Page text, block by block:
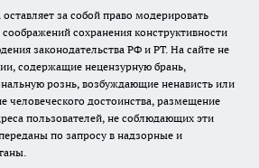
за собой право модерировать
сохранения конструктивности
законодательства РФ и РТ. На сайте не
содержащие нецензурную брань,
рознь, возбуждающие ненависть или
человеческого достоинства, размещение
пользователей, не соблюдающих эти
по запросу в надзорные и